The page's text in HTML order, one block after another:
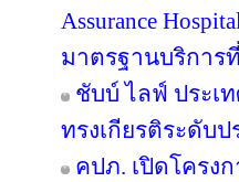
Assurance
มาตรฐานบริการ
ชับบ์ ไลฟ์ ประเ
ทรงเกียรติระดับป
คปภ. เปิดโครงก